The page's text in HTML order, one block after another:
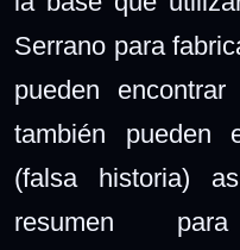
Serrano para
pueden
también pueden
(falsa historia)
resumen